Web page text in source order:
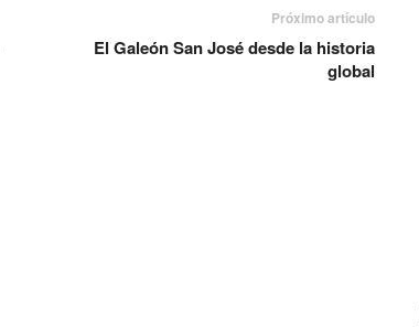
Próximo artículo
El Galeón San José desde la historia
global